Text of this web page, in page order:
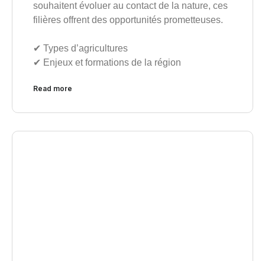
souhaitent évoluer au contact de la nature, ces
filières offrent des opportunités prometteuses.
✔︎ Types d’agricultures
✔︎ Enjeux et formations de la région
Read more